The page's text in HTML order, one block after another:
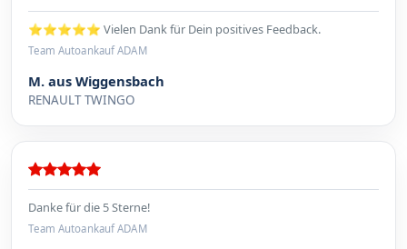
⭐⭐⭐⭐⭐ Vielen Dank für Dein positives Feedback.
Team Autoankauf ADAM
M. aus Wiggensbach
RENAULT TWINGO
Danke für die 5 Sterne!
Team Autoankauf ADAM